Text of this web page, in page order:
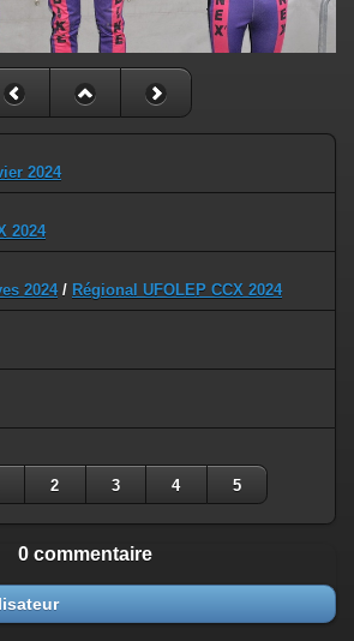
2024
2024
2024/ Régional UFOLEP CCX 2024
2 3 4 5
0 commentaire